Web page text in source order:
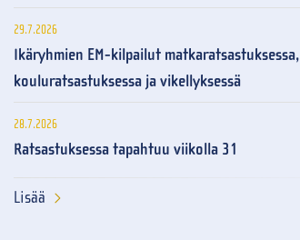
29.7.2026
Ikäryhmien EM-kilpailut matkaratsastuksessa,
kouluratsastuksessa ja vikellyksessä
28.7.2026
Ratsastuksessa tapahtuu viikolla 31
Lisää